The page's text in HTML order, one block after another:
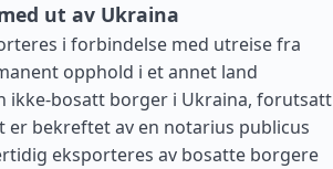
ut av Ukraina
i forbindelse med utreise fra
opphold i et annet land
ikke-bosatt borger i Ukraina, forutsatt
er bekreftet av en notarius publicus
eksporteres av bosatte borgere